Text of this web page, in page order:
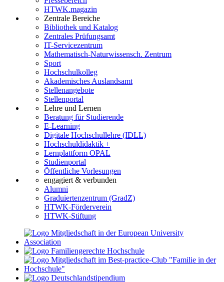
HTWK.magazin
Zentrale Bereiche
Bibliothek und Katalog
Zentrales Prüfungsamt
IT-Servicezentrum
Mathematisch-Naturwissensch. Zentrum
Sport
Hochschulkolleg
Akademisches Auslandsamt
Stellenangebote
Stellenportal
Lehre und Lernen
Beratung für Studierende
E-Learning
Digitale Hochschullehre (IDLL)
Hochschuldidaktik +
Lernplattform OPAL
Studienportal
Öffentliche Vorlesungen
engagiert & verbunden
Alumni
Graduiertenzentrum (GradZ)
HTWK-Förderverein
HTWK-Stiftung